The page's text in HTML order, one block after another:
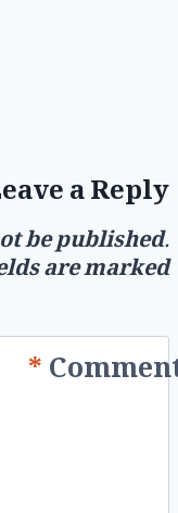
a Reply
be published.
are marked
*